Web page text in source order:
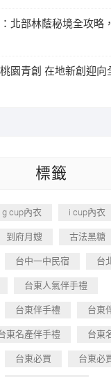
北部林蔭秘境全攻略
園青創 在地新創迎向
標籤
g cup內衣 i cup內衣
到府月嫂 古法黑糖
台中一中民宿 台
台東人氣伴手禮
台東伴手禮 台東
東名產伴手禮 台東
台東必買 台東必